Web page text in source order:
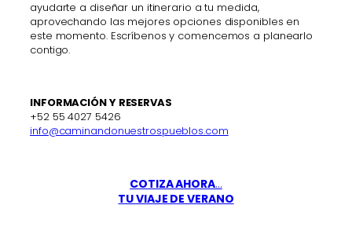
ayudarte a diseñar un itinerario a tu medida,
aprovechando las mejores opciones disponibles en
este momento. Escríbenos y comencemos a planearlo
contigo.
INFORMACIÓN Y RESERVAS
+52 55 4027 5426
info@caminandonuestrospueblos.com
COTIZA AHORA…
TU VIAJE DE VERANO